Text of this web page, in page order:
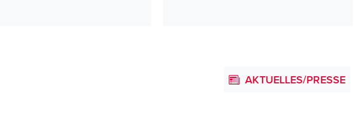
AKTUELLES/PRESSE